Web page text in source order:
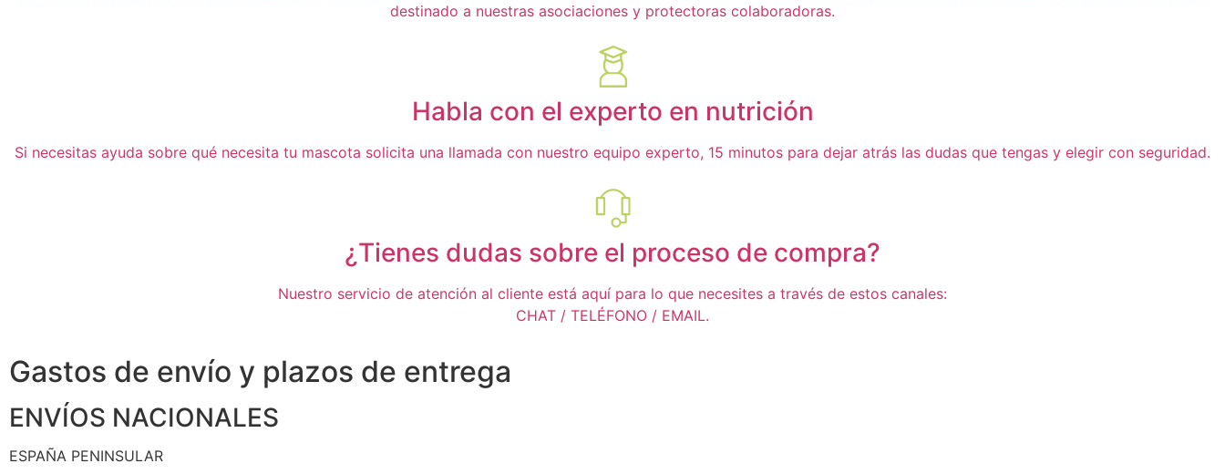
destinado a nuestras asociaciones y protectoras colaboradoras.
Habla con el experto en nutrición
Si necesitas ayuda sobre qué necesita tu mascota solicita una llamada con nuestro equipo experto, 15 minutos para dejar atrás las dudas que tengas y elegir con seguridad.
¿Tienes dudas sobre el proceso de compra?
Nuestro servicio de atención al cliente está aquí para lo que necesites a través de estos canales:
CHAT / TELÉFONO / EMAIL.
Gastos de envío y plazos de entrega
ENVÍOS NACIONALES
ESPAÑA PENINSULAR